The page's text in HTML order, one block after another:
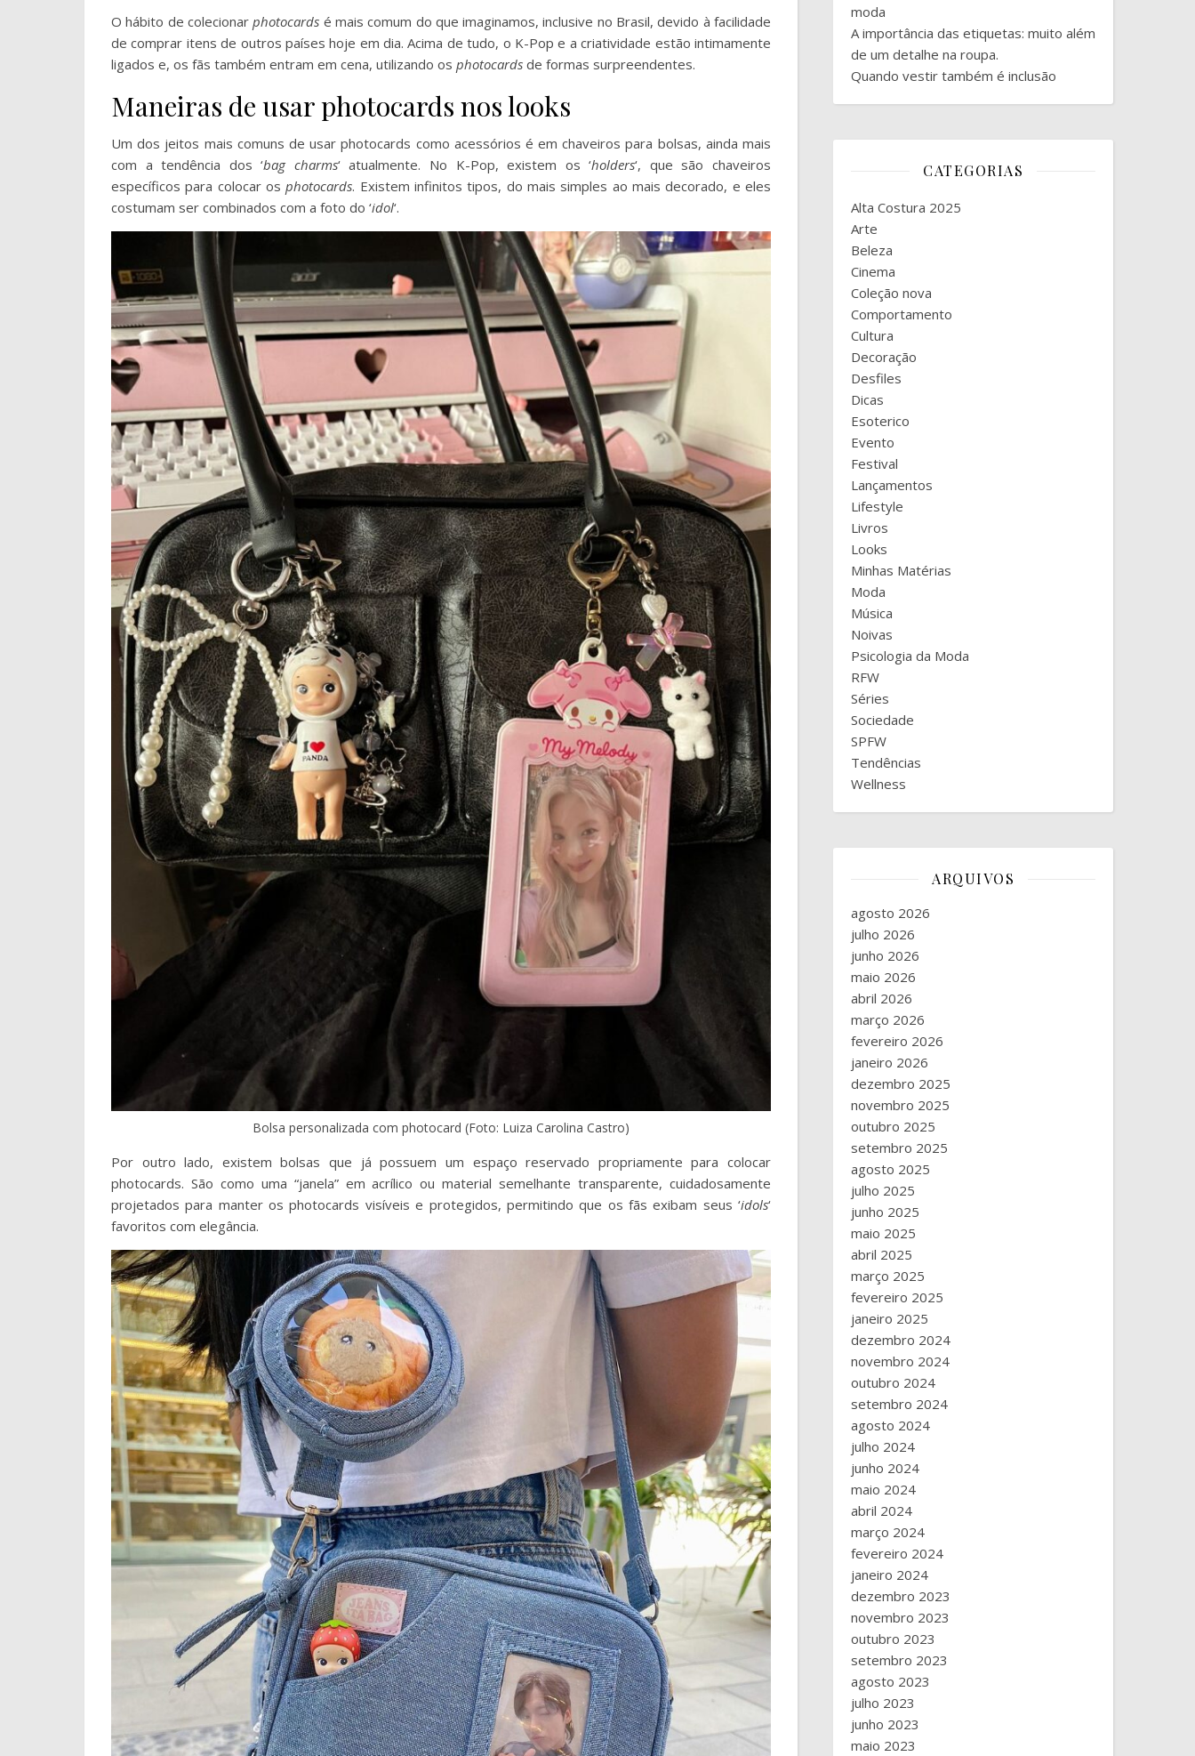
O hábito de colecionarphotocards é mais comum do que imaginamos, inclusive no Brasil, devido à facilidade
de comprar itens de outros países hoje em dia. Acima de tudo, o K-Pop e a criatividade estão intimamente
ligados e, os fãs também entram em cena, utilizando os photocards de formas surpreendentes.
Maneiras de usar photocards nos looks
Um dos jeitos mais comuns de usar photocards como acessórios é em chaveiros para bolsas, ainda mais
com a tendência dos ‘bag charms‘ atualmente. No K-Pop, existem os ‘holders‘, que são chaveiros
específicos para colocar osphotocards. Existem infinitos tipos, do mais simples ao mais decorado, e eles
costumam ser combinados com a foto do ‘idol‘.
Bolsa personalizada com photocard (Foto: Luiza Carolina Castro)
Por outro lado, existem bolsas que já possuem um espaço reservado propriamente para colocar
photocards. São como uma “janela” em acrílico ou material semelhante transparente, cuidadosamente
projetados para manter os photocards visíveis e protegidos, permitindo que os fãs exibam seus ‘idols‘
favoritos com elegância.
moda
A importância das etiquetas: muito além
de um detalhe na roupa.
Quando vestir também é inclusão
CATEGORIAS
Alta Costura 2025
Arte
Beleza
Cinema
Coleção nova
Comportamento
Cultura
Decoração
Desfiles
Dicas
Esoterico
Evento
Festival
Lançamentos
Lifestyle
Livros
Looks
Minhas Matérias
Moda
Música
Noivas
Psicologia da Moda
RFW
Séries
Sociedade
SPFW
Tendências
Wellness
ARQUIVOS
agosto 2026
julho 2026
junho 2026
maio 2026
abril 2026
março 2026
fevereiro 2026
janeiro 2026
dezembro 2025
novembro 2025
outubro 2025
setembro 2025
agosto 2025
julho 2025
junho 2025
maio 2025
abril 2025
março 2025
fevereiro 2025
janeiro 2025
dezembro 2024
novembro 2024
outubro 2024
setembro 2024
agosto 2024
julho 2024
junho 2024
maio 2024
abril 2024
março 2024
fevereiro 2024
janeiro 2024
dezembro 2023
novembro 2023
outubro 2023
setembro 2023
agosto 2023
julho 2023
junho 2023
maio 2023